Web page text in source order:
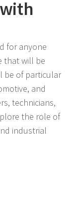
for anyone
that will be
be of particular
and
technicians,
the role of
industrial